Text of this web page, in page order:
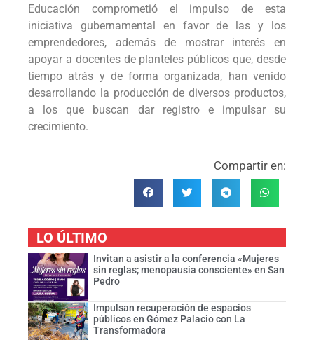
Educación comprometió el impulso de esta
iniciativa gubernamental en favor de las y los
emprendedores, además de mostrar interés en
apoyar a docentes de planteles públicos que, desde
tiempo atrás y de forma organizada, han venido
desarrollando la producción de diversos productos,
a los que buscan dar registro e impulsar su
crecimiento.
Compartir en:
LO ÚLTIMO
Invitan a asistir a la conferencia «Mujeres
sin reglas; menopausia consciente» en San
Pedro
Impulsan recuperación de espacios
públicos en Gómez Palacio con La
Transformadora